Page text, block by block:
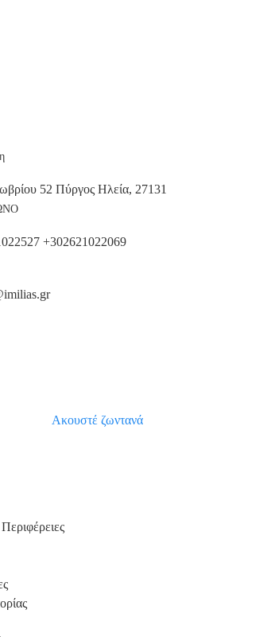
52 Πύργος Ηλεία, 27131
+302621022069
Aκουστέ ζωντανά